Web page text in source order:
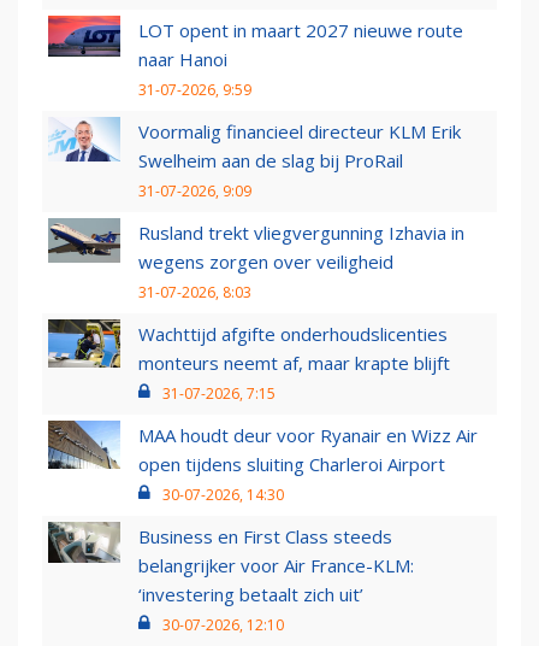
LOT opent in maart 2027 nieuwe route
naar Hanoi
31-07-2026, 9:59
Voormalig financieel directeur KLM Erik
Swelheim aan de slag bij ProRail
31-07-2026, 9:09
Rusland trekt vliegvergunning Izhavia in
wegens zorgen over veiligheid
31-07-2026, 8:03
Wachttijd afgifte onderhoudslicenties
monteurs neemt af, maar krapte blijft
31-07-2026, 7:15
MAA houdt deur voor Ryanair en Wizz Air
open tijdens sluiting Charleroi Airport
30-07-2026, 14:30
Business en First Class steeds
belangrijker voor Air France-KLM:
‘investering betaalt zich uit’
30-07-2026, 12:10